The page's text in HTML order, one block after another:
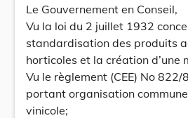
Le Gouvernement en Conseil,
Vu la loi du 2 juillet 1932
standardisation des produits
horticoles et la création d’une
Vu le règlement (CEE) No 822/
portant organisation
vinicole;